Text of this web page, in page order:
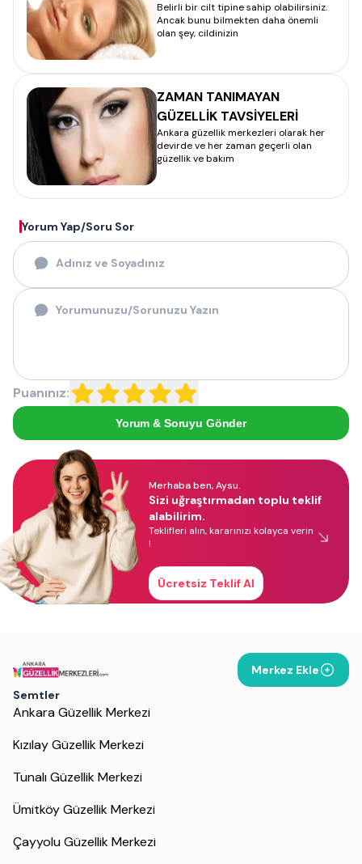
Belirli bir cilt tipine sahip olabilirsiniz.
Ancak bunu bilmekten daha önemli
olan şey, cildinizin
ZAMAN TANIMAYAN
GÜZELLİK TAVSİYELERİ
Ankara güzellik merkezleri olarak her
devirde ve her zaman geçerli olan
güzellik ve bakım
Yorum Yap/Soru Sor
Puanınız:
Yorum & Soruyu Gönder
Merhaba ben, Aysu.
Sizi uğraştırmadan toplu teklif
alabilirim.
Teklifleri alın, kararınızı kolayca verin
!
Ücretsiz Teklif Al
Merkez Ekle
Semtler
Ankara Güzellik Merkezi
Kızılay Güzellik Merkezi
Tunalı Güzellik Merkezi
Ümitköy Güzellik Merkezi
Çayyolu Güzellik Merkezi